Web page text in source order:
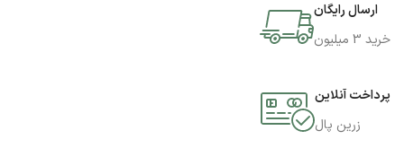
ارسال رایگان
خرید 3 میلیون
پرداخت آنلاین
زرین پال